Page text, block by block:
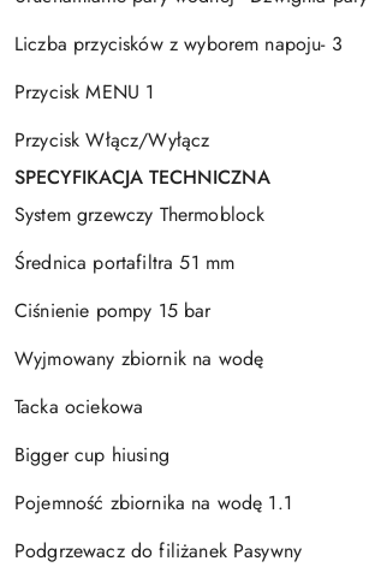
Liczba przycisków z wyborem napoju- 3
Przycisk MENU 1
Przycisk Włącz/Wyłącz
SPECYFIKACJA TECHNICZNA
System grzewczy Thermoblock
Średnica portafiltra 51 mm
Ciśnienie pompy 15 bar
Wyjmowany zbiornik na wodę
Tacka ociekowa
Bigger cup hiusing
Pojemność zbiornika na wodę 1.1
Podgrzewacz do filiżanek Pasywny